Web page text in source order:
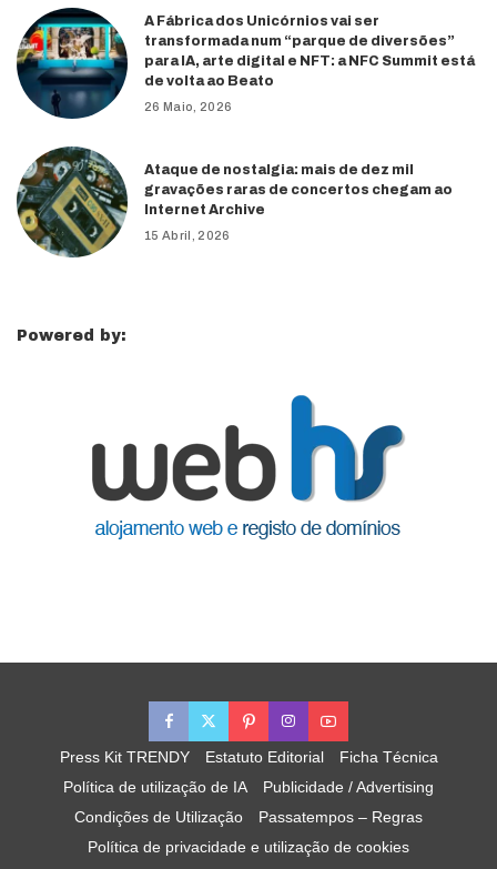
A Fábrica dos Unicórnios vai ser
transformada num “parque de diversões”
para IA, arte digital e NFT: a NFC Summit está
de volta ao Beato
26 Maio, 2026
Ataque de nostalgia: mais de dez mil
gravações raras de concertos chegam ao
Internet Archive
15 Abril, 2026
Powered by:
Press Kit TRENDY Estatuto Editorial
Ficha Técnica
Política de utilização de IA
Publicidade / Advertising
Condições de Utilização
Passatempos – Regras
Política de privacidade e utilização de cookies